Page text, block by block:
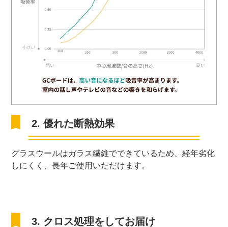
2. 優れた断熱効果
グラスウールはガラス繊維でできているため、経年劣化
しにくく、長年ご使用いただけます。
3. クロス処理をしてお届け